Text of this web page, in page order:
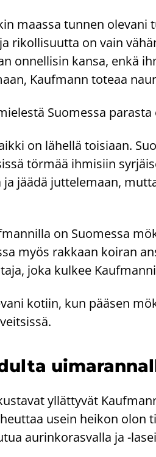
maas­sa tun­nen
ri­kol­li­suut­ta on vain
on­nel­li­sin kansa, enkä
Kauf­mann to­te­aa
Suo­mes­sa
on lä­hel­lä toi­si­aan.
tör­mää ih­mi­siin
ja jäädä jut­te­le­maan,
on Suo­mes­sa
myös rak­kaan koi­ran
joka kul­kee
ko­tiin, kun pää­sen
yl­lät­ty­vät
usein hei­kon olon
au­rin­ko­ras­val­la ja -​